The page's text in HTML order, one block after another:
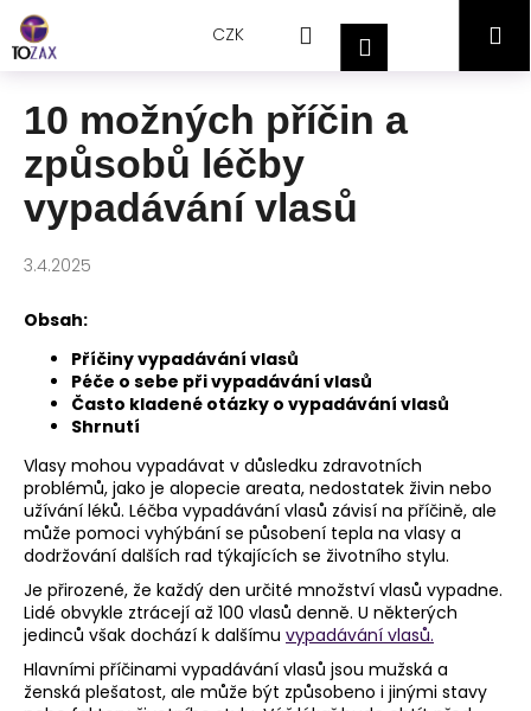
Přejít
obsah
CZK HledatPřihlášeníNákupní
10 možných příčin a
způsobů léčby
vypadávání vlasů
3.4.2025
Obsah:
Příčiny vypadávání vlasů
Péče o sebe při vypadávání vlasů
Často kladené otázky o vypadávání vlasů
Shrnutí
Vlasy mohou vypadávat v důsledku zdravotních
problémů, jako je alopecie areata, nedostatek živin nebo
užívání léků. Léčba vypadávání vlasů závisí na příčině, ale
může pomoci vyhýbání se působení tepla na vlasy a
dodržování dalších rad týkajících se životního stylu.
Je přirozené, že každý den určité množství vlasů vypadne.
Lidé obvykle ztrácejí až 100 vlasů denně. U některých
jedinců však dochází k dalšímu vypadávání vlasů.
Hlavními příčinami vypadávání vlasů jsou mužská a
ženská plešatost, ale může být způsobeno i jinými stavy
o
C
o
o
t
e
t
e
n
a
j
í
t
?